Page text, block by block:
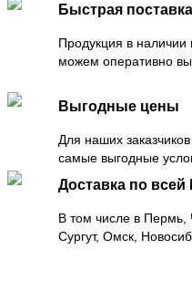
Быстрая поставка
Продукция в наличии
можем оперативно
Выгодные цены
Для наших
самые выгодные
Доставка по всей
В том числе в Пермь,
Сургут, Омск,